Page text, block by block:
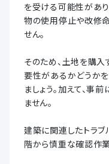
を受ける可能性があ
物の使用停止や改修
せん。
そのため、土地を購入
要性があるかどうか
ましょう。加えて、事
ません。
建築に関連したトラ
階から慎重な確認作業